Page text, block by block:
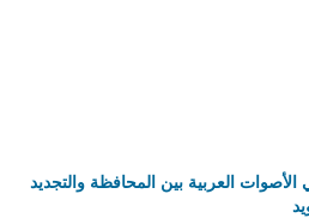
العربية بين المحافظة والتجديد